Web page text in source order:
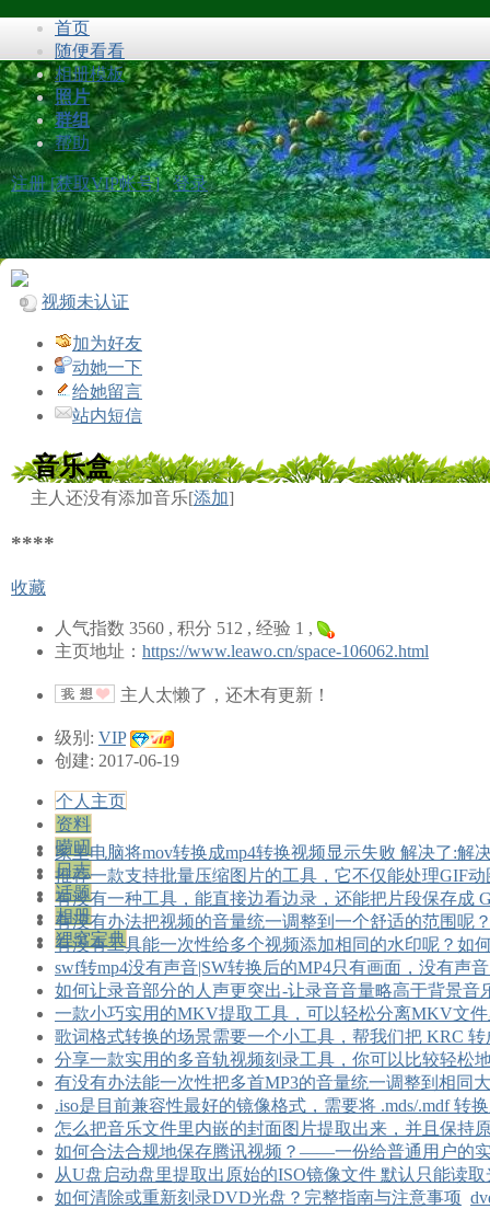
首页
随便看看
相册模板
照片
群组
帮助
注册 [获取VIP帐号] 登录
视频未认证
加为好友
动她一下
给她留言
站内短信
音乐盒
主人还没有添加音乐[添加]
****
收藏
人气指数 3560 , 积分 512 , 经验 1 ,
主页地址： https://www.leawo.cn/space-106062.html
主人太懒了，还木有更新！
级别: VIP
创建: 2017-06-19
个人主页
资料
唠叨
日志
话题
相册
狸窝宝典
家里电脑将mov转换成mp4转换视频显示失败 解决了:解
推荐一款支持批量压缩图片的工具，它不仅能处理GIF
有没有一种工具，能直接边看边录，还能把片段保存成
有没有办法把视频的音量统一调整到一个舒适的范围呢
有没有工具能一次性给多个视频添加相同的水印呢？如
swf转mp4没有声音|SW转换后的MP4只有画面，没有声
如何让录音部分的人声更突出-让录音音量略高于背景音
一款小巧实用的MKV提取工具，可以轻松分离MKV文
歌词格式转换的场景需要一个小工具，帮我们把 KRC
分享一款实用的多音轨视频刻录工具，你可以比较轻松
有没有办法能一次性把多首MP3的音量统一调整到相同
.iso是目前兼容性最好的镜像格式，需要将 .mds/.mdf 转
怎么把音乐文件里内嵌的封面图片提取出来，并且保持
如何合法合规地保存腾讯视频？——一份给普通用户的
从U盘启动盘里提取出原始的ISO镜像文件 默认只能读
如何清除或重新刻录DVD光盘？完整指南与注意事项